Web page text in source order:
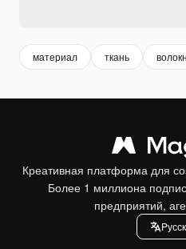
материал ткань
Креативная платформа для
Более 1 миллиона
предприятий,